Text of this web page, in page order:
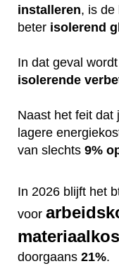
installeren, is de
beter isolerend
In dat geval
isolerende
Naast het feit dat
lagere
van slechts 9%
In 2026 blijft het
voor
doorgaans 21%.